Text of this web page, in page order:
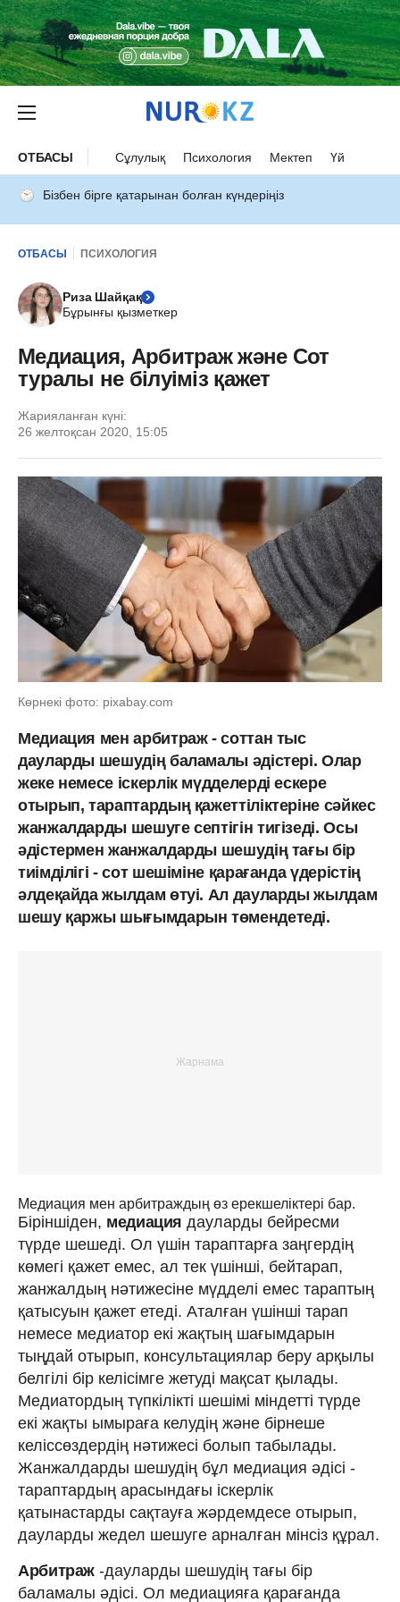
ОТБАСЫ Сұлулық Психология Мектеп Үй
Бізбен бірге қатарынан болған күндеріңіз
ОТБАСЫ ПСИХОЛОГИЯ
Риза Шайқақ
Бұрынғы қызметкер
Медиация, Арбитраж және Сот
туралы не білуіміз қажет
Жарияланған күні:
26 желтоқсан 2020, 15:05
Көрнекі фото: pixabay.com
Медиация мен арбитраж - соттан тыс
дауларды шешудің баламалы әдістері. Олар
жеке немесе іскерлік мүдделерді ескере
отырып, тараптардың қажеттіліктеріне сәйкес
жанжалдарды шешуге септігін тигізеді. Осы
әдістермен жанжалдарды шешудің тағы бір
тиімділігі - сот шешіміне қарағанда үдерістің
әлдеқайда жылдам өтуі. Ал дауларды жылдам
шешу қаржы шығымдарын төмендетеді.
Медиация мен арбитраждың өз ерекшеліктері бар.
Біріншіден, медиация дауларды бейресми
түрде шешеді. Ол үшін тараптарға заңгердің
көмегі қажет емес, ал тек үшінші, бейтарап,
жанжалдың нәтижесіне мүдделі емес тараптың
қатысуын қажет етеді. Аталған үшінші тарап
немесе медиатор екі жақтың шағымдарын
тыңдай отырып, консультациялар беру арқылы
белгілі бір келісімге жетуді мақсат қылады.
Медиатордың түпкілікті шешімі міндетті түрде
екі жақты ымыраға келудің және бірнеше
келіссөздердің нәтижесі болып табылады.
Жанжалдарды шешудің бұл медиация әдісі -
тараптардың арасындағы іскерлік
қатынастарды сақтауға жәрдемдесе отырып,
дауларды жедел шешуге арналған мінсіз құрал.
Арбитраж -дауларды шешудің тағы бір
баламалы әдісі. Ол медиацияға қарағанда